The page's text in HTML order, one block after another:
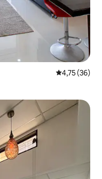
4,75 de uma
4,75 (36)